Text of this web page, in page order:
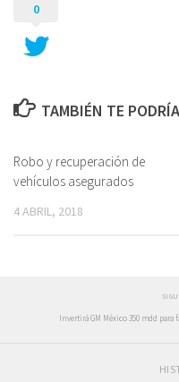
0
TAMBIÉN TE
Robo y recuperación de
vehículos asegurados
4 ABRIL, 2018
Invertirá GM México 350 mdd